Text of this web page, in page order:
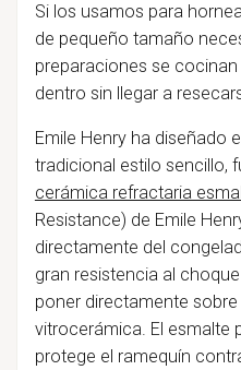
Si los usamos para
de pequeño tamaño
preparaciones se
dentro sin llegar a
Emile Henry ha diseñado
tradicional estilo sencillo,
cerámica refractaria
Resistance) de Emile
directamente del
gran resistencia al
poner directamente
vitrocerámica. El esmalte
protege el ramequín